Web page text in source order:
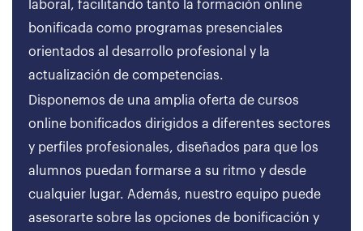
laboral, facilitando tanto la formación online
bonificada como programas presenciales
orientados al desarrollo profesional y la
actualización de competencias.
Disponemos de una amplia oferta de cursos
online bonificados dirigidos a diferentes sectores
y perfiles profesionales, diseñados para que los
alumnos puedan formarse a su ritmo y desde
cualquier lugar. Además, nuestro equipo puede
asesorarte sobre las opciones de bonificación y